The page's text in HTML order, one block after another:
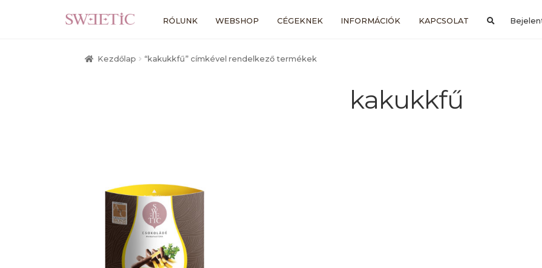
a
a
RÓLUNK WEBSHOP CÉGEKNEK INFORMÁCIÓK KAPCSOLAT
Kezdőlap “kakukkfű” címkével rendelkező termékek
kakukkfű